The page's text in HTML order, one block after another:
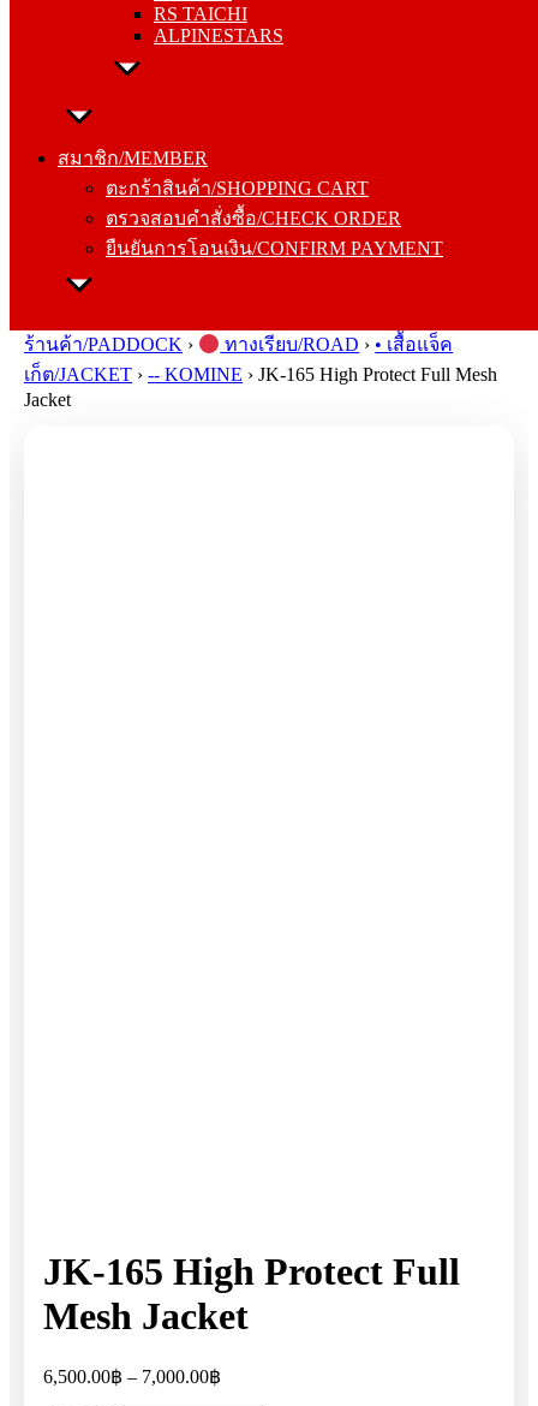
RS TAICHI
ALPINESTARS
สมาชิก/MEMBER
ตะกร้าสินค้า/SHOPPING CART
ตรวจสอบคำสั่งซื้อ/CHECK ORDER
ยืนยันการโอนเงิน/CONFIRM PAYMENT
สมาชิก/MEMBER
ตรวจสอบคำสั่งซื้อ/CHECK ORDER
ยืนยันการโอนเงิน/CONFIRM PAYMENT
ร้านค้า/PADDOCK › ทางเรียบ/ROAD › • เสื้อแจ็ค
เก็ต/JACKET › -- KOMINE › JK-165 High Protect Full Mesh
Jacket
JK-165 High Protect Full
Mesh Jacket
6,500.00฿ – 7,000.00฿